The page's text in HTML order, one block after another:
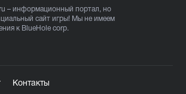
– информационный портал, но
сайт игры! Мы не имеем
к BlueHole corp.
Контакты